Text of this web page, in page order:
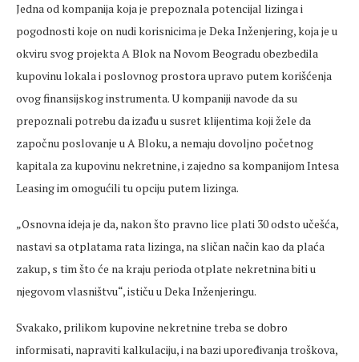
Jedna od kompanija koja je prepoznala potencijal lizinga i
pogodnosti koje on nudi korisnicima je Deka Inženjering, koja je u
okviru svog projekta A Blok na Novom Beogradu obezbedila
kupovinu lokala i poslovnog prostora upravo putem korišćenja
ovog finansijskog instrumenta. U kompaniji navode da su
prepoznali potrebu da izađu u susret klijentima koji žele da
započnu poslovanje u A Bloku, a nemaju dovoljno početnog
kapitala za kupovinu nekretnine, i zajedno sa kompanijom Intesa
Leasing im omogućili tu opciju putem lizinga.
„Osnovna ideja je da, nakon što pravno lice plati 30 odsto učešća,
nastavi sa otplatama rata lizinga, na sličan način kao da plaća
zakup, s tim što će na kraju perioda otplate nekretnina biti u
njegovom vlasništvu“, ističu u Deka Inženjeringu.
Svakako, prilikom kupovine nekretnine treba se dobro
informisati, napraviti kalkulaciju, i na bazi upoređivanja troškova,